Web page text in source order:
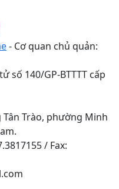
- Cơ quan chủ quản:
số 140/GP-BTTTT cấp
Tân Trào, phường Minh
/ Fax: